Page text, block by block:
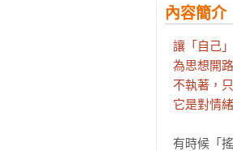
內容簡介
讓「自己
為思想開
不執著，
它是對情
有時候「